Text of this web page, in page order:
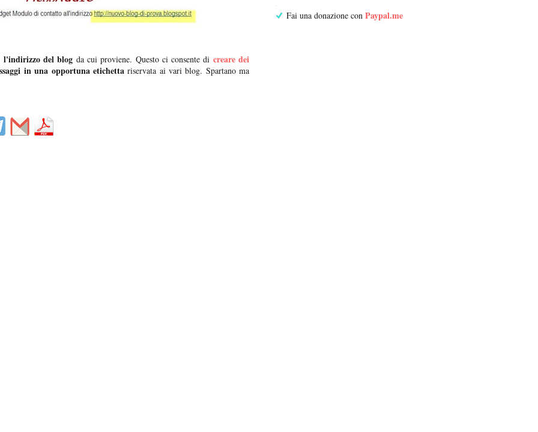
l'indirizzo del blog da cui proviene. Questo ci consente di creare dei
in una opportuna etichettariservata ai vari blog. Spartano ma
Fai una donazione con Paypal.me